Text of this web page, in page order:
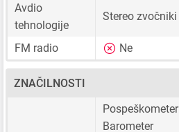
Avdio
tehnologije
Stereo zvočniki
FM radio Ne
ZNAČILNOSTI
Pospeškometer
Barometer